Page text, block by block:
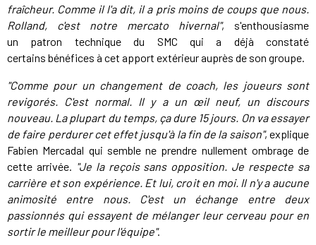
fraîcheur. Comme il l'a dit, il a pris moins de coups que nous.
Rolland, c'est notre mercato hivernal", s'enthousiasme
un patron technique du SMC qui a déjà constaté
certains bénéfices à cet apport extérieur auprès de son groupe.
"Comme pour un changement de coach, les joueurs sont
revigorés. C'est normal. Il y a un œil neuf, un discours
nouveau. La plupart du temps, ça dure 15 jours. On va essayer
de faire perdurer cet effet jusqu'à la fin de la saison", explique
Fabien Mercadal qui semble ne prendre nullement ombrage de
cette arrivée. "Je la reçois sans opposition. Je respecte sa
carrière et son expérience. Et lui, croit en moi. Il n'y a aucune
animosité entre nous. C'est un échange entre deux
passionnés qui essayent de mélanger leur cerveau pour en
sortir le meilleur pour l'équipe".